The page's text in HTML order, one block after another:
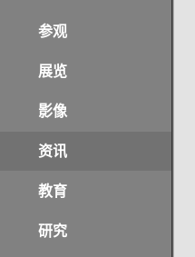
参观
展览
影像
资讯
教育
研究